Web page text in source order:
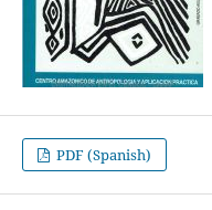
PDF (Spanish)